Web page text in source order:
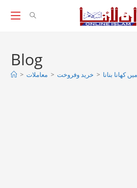
Blog
> معاملات > خرید وفروخت > کھانا بنانا